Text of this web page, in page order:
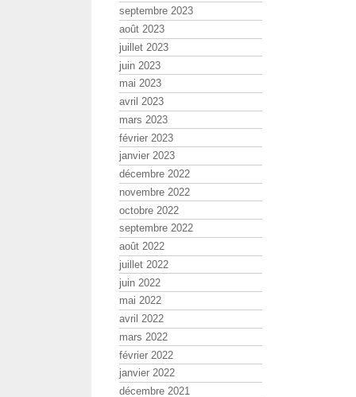
septembre 2023
août 2023
juillet 2023
juin 2023
mai 2023
avril 2023
mars 2023
février 2023
janvier 2023
décembre 2022
novembre 2022
octobre 2022
septembre 2022
août 2022
juillet 2022
juin 2022
mai 2022
avril 2022
mars 2022
février 2022
janvier 2022
décembre 2021